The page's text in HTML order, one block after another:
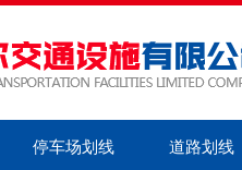
停车场划线 道路划线